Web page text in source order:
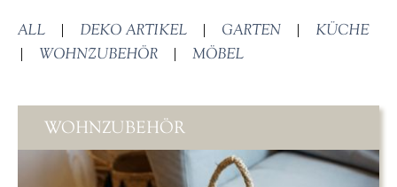
ALL | DEKO ARTIKEL | GARTEN |
KÜCHE
|
WOHNZUBEHÖR | MÖBEL
WOHNZUBEHÖR